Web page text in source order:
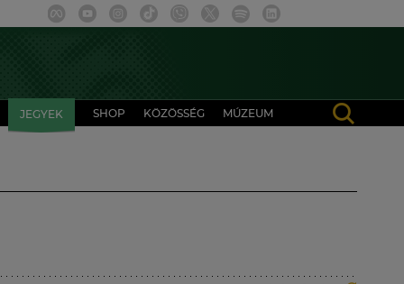
JEGYEK SHOP KÖZÖSSÉG MÚZEUM